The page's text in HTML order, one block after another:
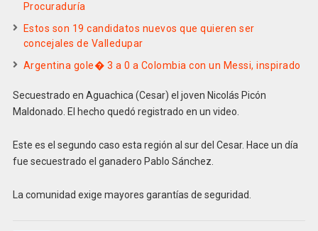
Procuraduría
Estos son 19 candidatos nuevos que quieren ser
concejales de Valledupar
Argentina gole� 3 a 0 a Colombia con un Messi, inspirado
Secuestrado en Aguachica (Cesar) el joven Nicolás Picón
Maldonado. El hecho quedó registrado en un video.
Este es el segundo caso esta región al sur del Cesar. Hace un día
fue secuestrado el ganadero Pablo Sánchez.
La comunidad exige mayores garantías de seguridad.